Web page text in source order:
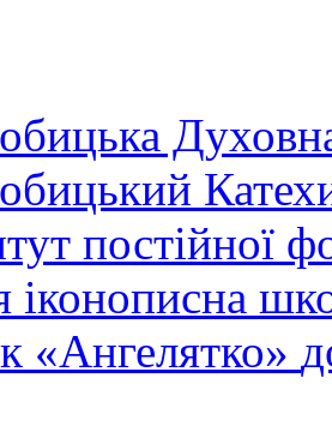
постійної
іконописна
«Ангелятко»